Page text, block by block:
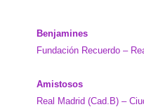
Benjamines
Fundación Recuerdo –
Amistosos
Real Madrid (Cad.B) –